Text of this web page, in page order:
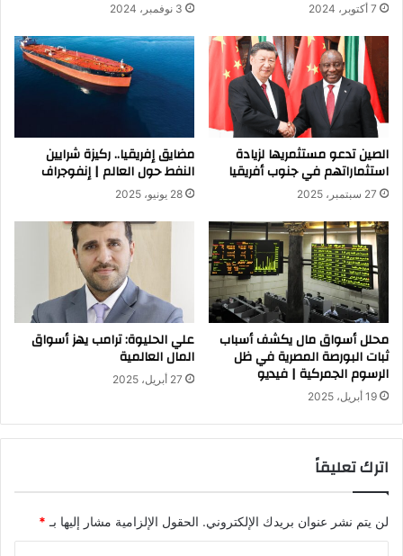
7 أكتوبر، 2024 3 نوفمبر، 2024
الصين تدعو مستثمريها لزيادة
استثماراتهم في جنوب أفريقيا
27 سبتمبر، 2025
مضايق إفريقيا.. ركيزة شرايين
النفط حول العالم | إنفوجراف
28 يونيو، 2025
محلل أسواق مال يكشف أسباب
ثبات البورصة المصرية في ظل
الرسوم الجمركية | فيديو
19 أبريل، 2025
علي الحليوة: ترامب يهز أسواق
المال العالمية
27 أبريل، 2025
اترك تعليقاً
لن يتم نشر عنوان بريدك الإلكتروني. الحقول الإلزامية مشار إليها بـ *